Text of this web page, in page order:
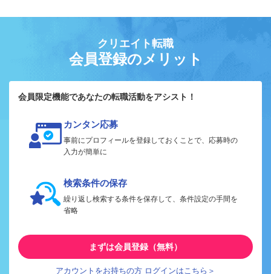
クリエイト転職
会員登録のメリット
会員限定機能であなたの転職活動をアシスト！
カンタン応募
事前にプロフィールを登録しておくことで、応募時の
入力が簡単に
検索条件の保存
繰り返し検索する条件を保存して、条件設定の手間を
省略
まずは会員登録（無料）
アカウントをお持ちの方 ログインはこちら＞